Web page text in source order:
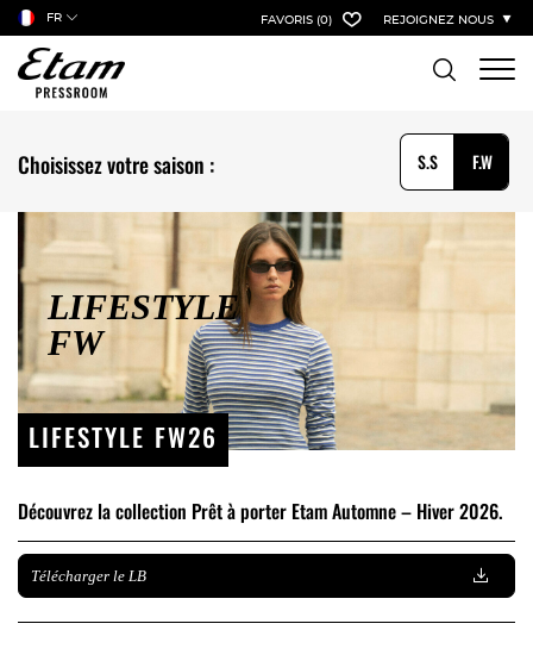
FR FAVORIS (0) REJOIGNEZ NOUS
S.S F.W
Choisissez votre saison :
LIFESTYLE
FW
LIFESTYLE FW26
Découvrez la collection Prêt à porter Etam Automne – Hiver 2026.
Télécharger le LB